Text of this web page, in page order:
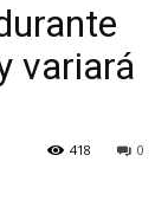
variará
0
418